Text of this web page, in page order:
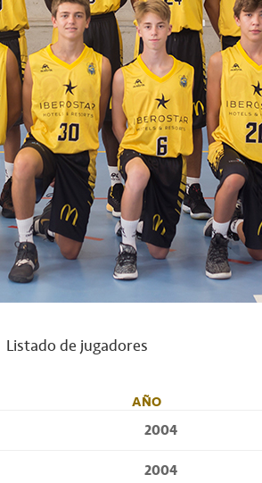
Listado de jugadores
AÑO
2004
2004